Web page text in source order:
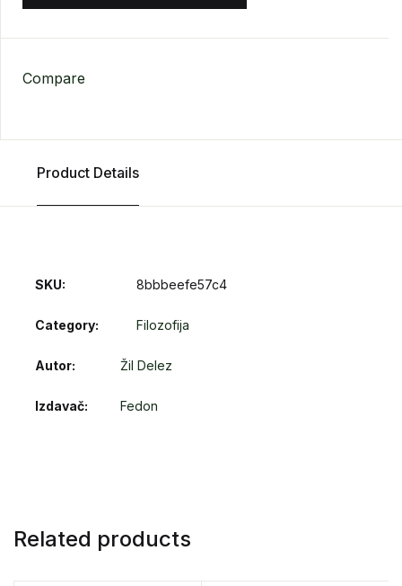
Compare
Product Details
SKU: 8bbbeefe57c4
Category: Filozofija
Autor Žil Delez
Izdavač Fedon
Related products